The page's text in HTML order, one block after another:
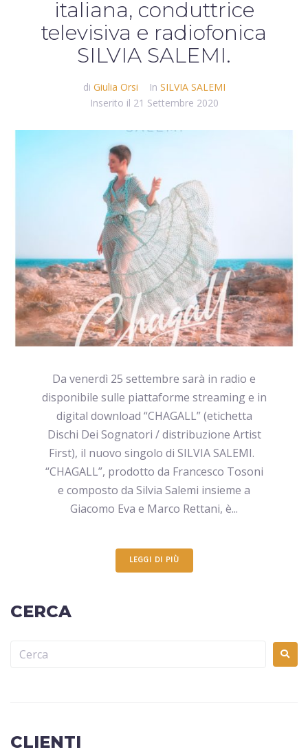
italiana, conduttrice
televisiva e radiofonica
SILVIA SALEMI.
di Giulia Orsi In SILVIA SALEMI
Inserito il 21 Settembre 2020
Da venerdì 25 settembre sarà in radio e
disponibile sulle piattaforme streaming e in
digital download “CHAGALL” (etichetta
Dischi Dei Sognatori / distribuzione Artist
First), il nuovo singolo di SILVIA SALEMI.
“CHAGALL”, prodotto da Francesco Tosoni
e composto da Silvia Salemi insieme a
Giacomo Eva e Marco Rettani, è...
LEGGI DI PIÙ
CERCA
CLIENTI